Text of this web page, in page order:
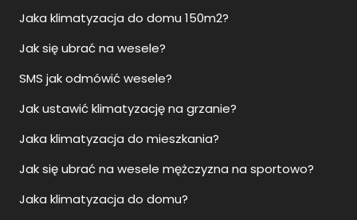
Jaka klimatyzacja do domu 150m2?
Jak się ubrać na wesele?
SMS jak odmówić wesele?
Jak ustawić klimatyzację na grzanie?
Jaka klimatyzacja do mieszkania?
Jak się ubrać na wesele mężczyzna na sportowo?
Jaka klimatyzacja do domu?